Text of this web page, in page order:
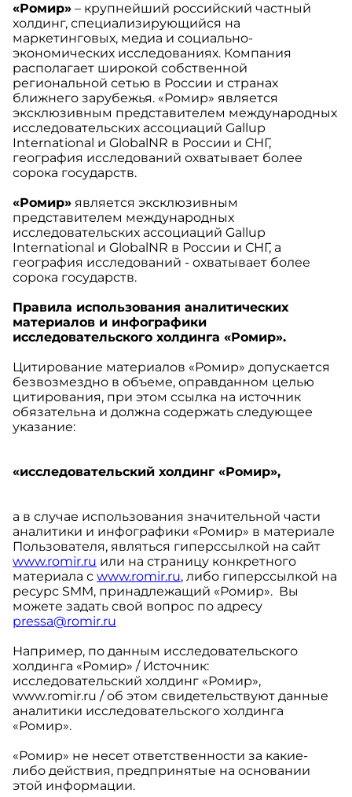
«Ромир» – крупнейший российский частный
холдинг, специализирующийся на
маркетинговых, медиа и социально-
экономических исследованиях. Компания
располагает широкой собственной
региональной сетью в России и странах
ближнего зарубежья. «Ромир» является
эксклюзивным представителем международных
исследовательских ассоциаций Gallup
International и GlobalNR в России и СНГ,
география исследований охватывает более
сорока государств.
«Ромир» является эксклюзивным
представителем международных
исследовательских ассоциаций Gallup
International и GlobalNR в России и СНГ, а
география исследований - охватывает более
сорока государств.
Правила использования аналитических
материалов и инфографики
исследовательского холдинга «Ромир».
Цитирование материалов «Ромир» допускается
безвозмездно в объеме, оправданном целью
цитирования, при этом ссылка на источник
обязательна и должна содержать следующее
указание:
«исследовательский холдинг «Ромир»,
а в случае использования значительной части
аналитики и инфографики «Ромир» в материале
Пользователя, являться гиперссылкой на сайт
www.romir.ru или на страницу конкретного
материала с www.romir.ru, либо гиперссылкой на
ресурс SMM, принадлежащий «Ромир». Вы
можете задать свой вопрос по адресу
pressa@romir.ru
Например, по данным исследовательского
холдинга «Ромир» / Источник:
исследовательский холдинг «Ромир»,
www.romir.ru / об этом свидетельствуют данные
аналитики исследовательского холдинга
«Ромир».
«Ромир» не несет ответственности за какие-
либо действия, предпринятые на основании
этой информации.